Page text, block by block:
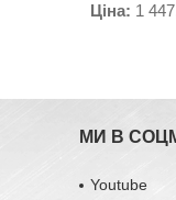
Ціна: 1
МИ В
Youtube